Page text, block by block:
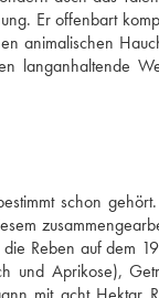
Er offenbart
animalischen
langanhaltende
schon
Reben auf dem
und Aprikose),